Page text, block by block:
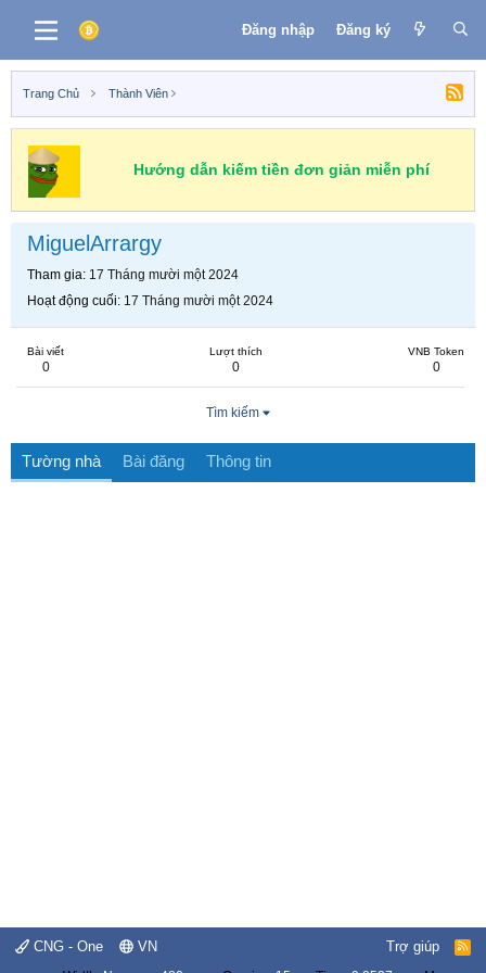
Đăng nhập Đăng ký
Trang Chủ Thành Viên
Hướng dẫn kiếm tiền đơn giản miễn phí
MiguelArrargy
Tham gia 17 Tháng mười một 2024
Hoạt động cuối 17 Tháng mười một 2024
Bài viết
0
Lượt thích
0
VNB Token
0
Tìm kiếm
Tường nhà Bài đăng Thông tin
CNG - One VN Trợ giúp
R